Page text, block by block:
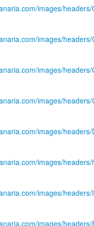
images/
images/
images/
images/
images/headers/
images/
images/
images/